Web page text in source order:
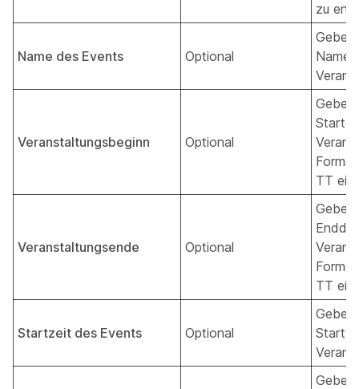
zu
Name des Events Optional
Geben
Veranstaltungsbeginn Optional
Geben
TT ein.
Veranstaltungsende Optional
Geben
TT ein.
Startzeit des Events Optional
Geben
Geben